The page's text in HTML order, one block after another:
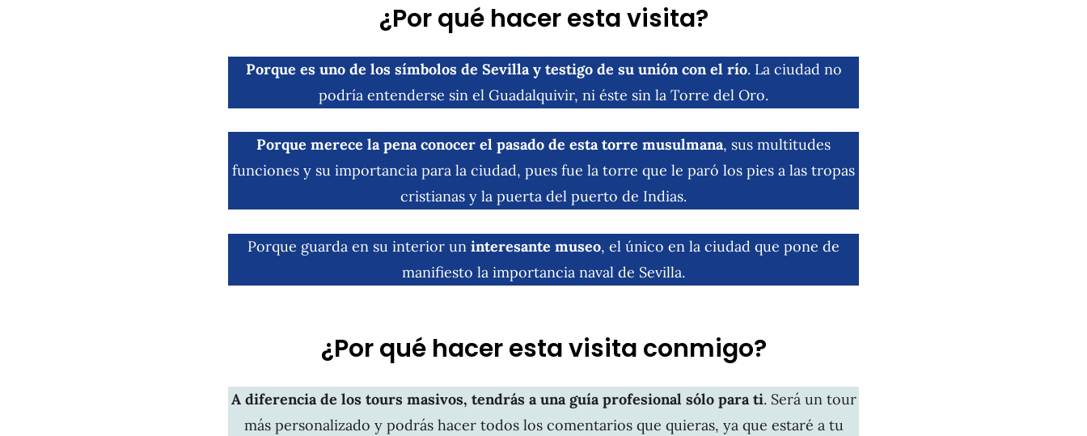
¿Por qué hacer esta visita?
Porque es uno de los símbolos de Sevilla y testigo de su unión con el río. La ciudad no
podría entenderse sin el Guadalquivir, ni éste sin la Torre del Oro.
Porque merece la pena conocer el pasado de esta torre musulmana, sus multitudes
funciones y su importancia para la ciudad, pues fue la torre que le paró los pies a las tropas
cristianas y la puerta del puerto de Indias.
Porque guarda en su interior un interesante museo, el único en la ciudad que pone de
manifiesto la importancia naval de Sevilla.
¿Por qué hacer esta visita conmigo?
A diferencia de los tours masivos, tendrás a una guía profesional sólo para ti. Será un tour
más personalizado y podrás hacer todos los comentarios que quieras, ya que estaré a tu